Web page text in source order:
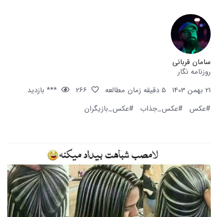
سامان قربانی
روزنامه نگار
21 بهمن 1403
5 دقیقه زمان مطالعه
*** بازدید
#عکس
#عکس_جذاب #عکس_بازیگران